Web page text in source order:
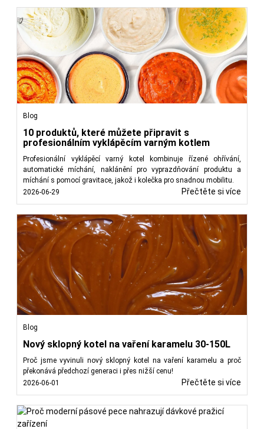
Blog
10 produktů, které můžete připravit s
profesionálním vyklápěcím varným kotlem
Profesionální vyklápěcí varný kotel kombinuje řízené ohřívání,
automatické míchání, naklánění pro vyprazdňování produktu a
míchání s pomocí gravitace, jakož i kolečka pro snadnou mobilitu.
2026-06-29
Přečtěte si více
Blog
Nový sklopný kotel na vaření karamelu 30-150L
Proč jsme vyvinuli nový sklopný kotel na vaření karamelu a proč
překonává předchozí generaci i přes nižší cenu!
2026-06-01
Přečtěte si více